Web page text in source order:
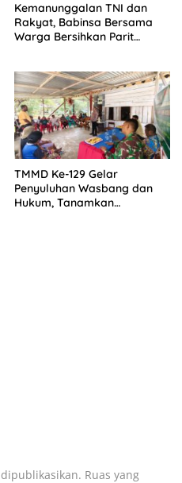
Kemanunggalan TNI dan
Rakyat, Babinsa Bersama
Warga Bersihkan Parit
TMMD Ke-129 Gelar
Penyuluhan Wasbang dan
Hukum, Tanamkan
Ruas yang